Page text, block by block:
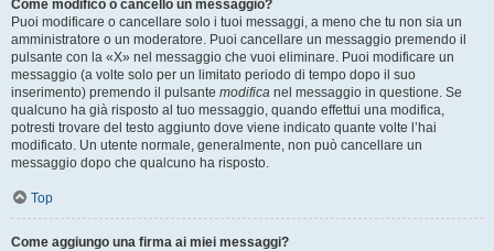
Come modifico o cancello un messaggio?
Puoi modificare o cancellare solo i tuoi messaggi, a meno che tu non sia un
amministratore o un moderatore. Puoi cancellare un messaggio premendo il
pulsante con la «X» nel messaggio che vuoi eliminare. Puoi modificare un
messaggio (a volte solo per un limitato periodo di tempo dopo il suo
inserimento) premendo il pulsante modifica nel messaggio in questione. Se
qualcuno ha già risposto al tuo messaggio, quando effettui una modifica,
potresti trovare del testo aggiunto dove viene indicato quante volte l’hai
modificato. Un utente normale, generalmente, non può cancellare un
messaggio dopo che qualcuno ha risposto.
Top
Come aggiungo una firma ai miei messaggi?